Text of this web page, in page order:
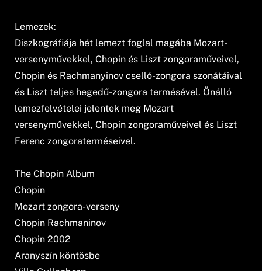
Lemezek:
Diszkográfiája hét lemezt foglal magába Mozart-
versenyművekkel, Chopin és Liszt zongoraműveivel,
Chopin és Rachmanyinov cselló-zongora szonátáival
és Liszt teljes hegedű-zongora termésével. Önálló
lemezfelvételei jelentek meg Mozart
versenyművekkel, Chopin zongoraműveivel és Liszt
Ferenc zongoraterméseivel.
The Chopin Album
Chopin
Mozart zongora-verseny
Chopin Rachmaninov
Chopin 2002
Aranyszín köntösbe